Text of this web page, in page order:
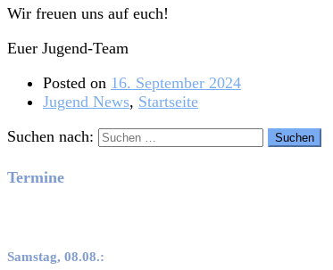
Wir freuen uns auf euch!
Euer Jugend-Team
Posted on 16. September 2024
Jugend News, Startseite
Suchen nach:
Termine
Samstag, 08.08.: